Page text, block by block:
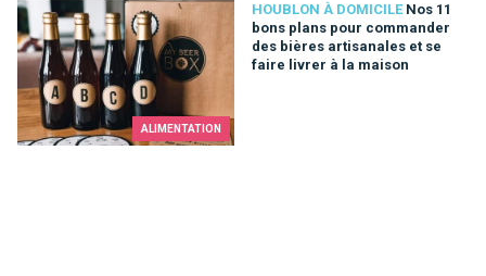
ALIMENTATION
HOUBLON À DOMICILE Nos 11
bons plans pour commander
des bières artisanales et se
faire livrer à la maison
Nos 11 bons plans pour commander des bières artisanales